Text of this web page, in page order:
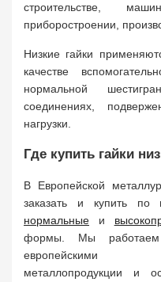
строительстве,
приборостроении,
Низкие гайки
качестве
нормальной
соединениях,
нагрузки.
Где купить гайки
В Европейской
заказать и купить по
нормальные и
формы. Мы
европейскими
металлопродукции и